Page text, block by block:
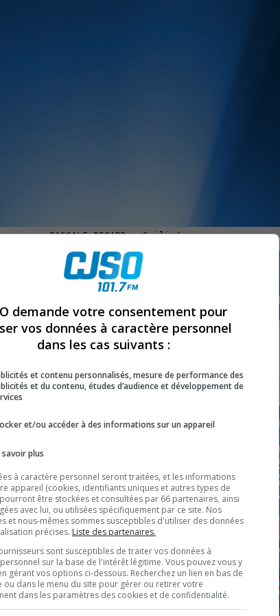
à Sorel-Tracy et la région, abonne-toi à notre
OPINION ÉMISSIONS CONCOURS
À CONTRECOEUR
PARTAGEZ
– 20260512
les
flèches
haut/bas
pour
demande votre consentement pour
vos données à caractère personnel
dans les cas suivants :
et contenu personnalisés, mesure de performance des
et du contenu, études d’audience et développement de
et/ou accéder à des informations sur un appareil
savoir plus
à caractère personnel seront traitées, et les informations
appareil (cookies, identifiants uniques et autres types de
être stockées et consultées par 66 partenaires, ainsi
avec lui, ou utilisées spécifiquement par ce site. Nos
et nous-mêmes sommes susceptibles d'utiliser des données
précises. Liste des partenaires.
sont susceptibles de traiter vos données à
sur la base de l'intérêt légitime. Vous pouvez vous y
gérant vos options ci-dessous. Recherchez un lien en bas de
ou dans le menu du site pour gérer ou retirer votre
dans les paramètres des cookies et de confidentialité.